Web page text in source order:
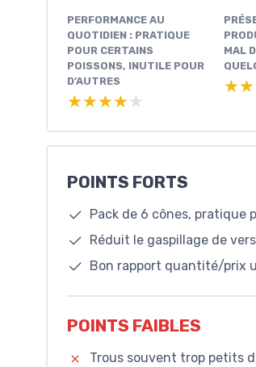
PERFORMANCE AU
QUOTIDIEN : PRATIQUE
POUR CERTAINS
POISSONS, INUTILE POUR
D’AUTRES
★★★★★
★★★★★
MAL
POINTS FORTS
Pack de 6 cônes, pratique
Réduit le gaspillage de
Bon rapport quantité/prix
POINTS FAIBLES
Trous souvent trop petits